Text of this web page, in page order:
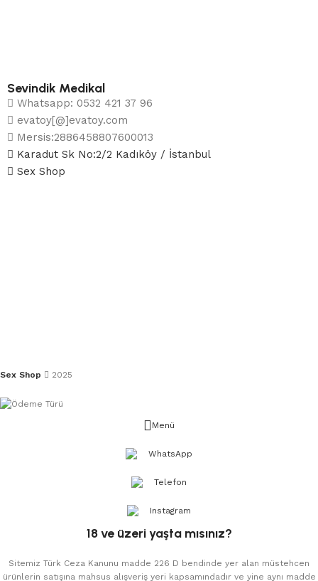
Sevindik Medikal
Whatsapp: 0532 421 37 96
evatoy[@]evatoy.com
Mersis:2886458807600013
Karadut Sk No:2/2 Kadıköy / İstanbul
Sex Shop
Sex Shop 2025
Menü
WhatsApp
Telefon
Instagram
18 ve üzeri yaşta mısınız?
Sitemiz Türk Ceza Kanunu madde 226 D bendinde yer alan müstehcen
ürünlerin satışına mahsus alışveriş yeri kapsamındadır ve yine aynı madde